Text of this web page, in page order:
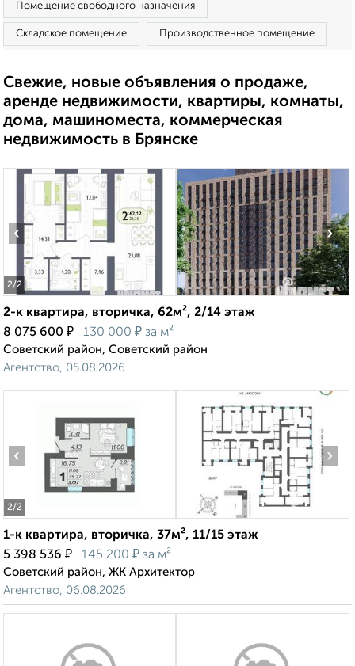
Помещение свободного назначения
Складское помещение Производственное помещение
Свежие, новые объявления о продаже,
аренде недвижимости, квартиры, комнаты,
дома, машиноместа, коммерческая
недвижимость в Брянске
2/2
‹ ›
2-к квартира, вторичка, 62м², 2/14 этаж
8 075 600 ₽ 130 000 ₽ за м²
Советский район, Советский район
Агентство, 05.08.2026
2/2
‹ ›
1-к квартира, вторичка, 37м², 11/15 этаж
5 398 536 ₽ 145 200 ₽ за м²
Советский район, ЖК Архитектор
Агентство, 06.08.2026